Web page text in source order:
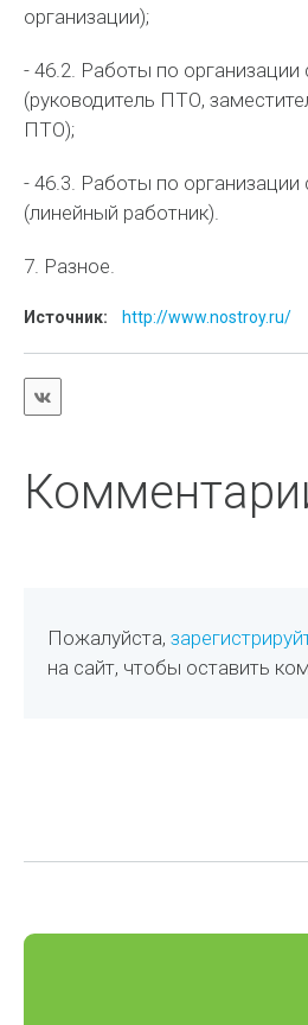
организации);
- 46.2. Работы по организации
(руководитель ПТО,
ПТО);
- 46.3. Работы по организации
(линейный работник).
7. Разное.
Источник: http://www.nostroy.ru/
Пожалуйста,
на сайт, чтобы оставить